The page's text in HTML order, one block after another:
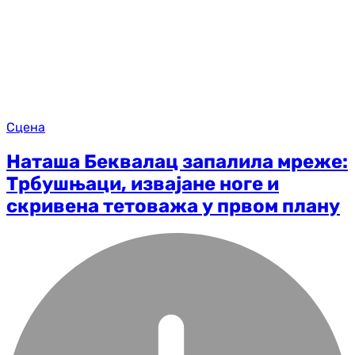
Сцена
Наташа Беквалац запалила мреже:
Трбушњаци, извајане ноге и
скривена тетоважа у првом плану